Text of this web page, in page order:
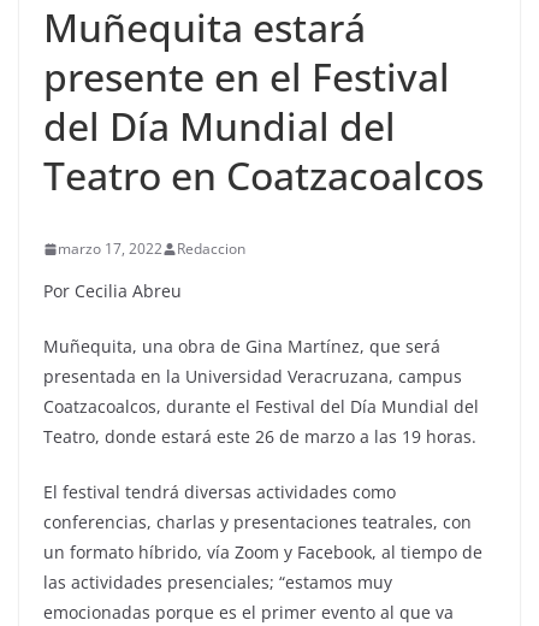
Muñequita estará
presente en el Festival
del Día Mundial del
Teatro en Coatzacoalcos
marzo 17, 2022 Redaccion
Por Cecilia Abreu
Muñequita, una obra de Gina Martínez, que será
presentada en la Universidad Veracruzana, campus
Coatzacoalcos, durante el Festival del Día Mundial del
Teatro, donde estará este 26 de marzo a las 19 horas.
El festival tendrá diversas actividades como
conferencias, charlas y presentaciones teatrales, con
un formato híbrido, vía Zoom y Facebook, al tiempo de
las actividades presenciales; “estamos muy
emocionadas porque es el primer evento al que va